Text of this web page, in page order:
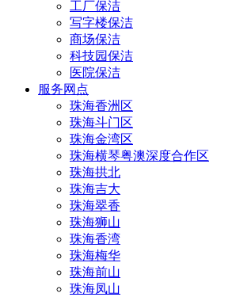
工厂保洁
写字楼保洁
商场保洁
科技园保洁
医院保洁
服务网点
珠海香洲区
珠海斗门区
珠海金湾区
珠海横琴粤澳深度合作区
珠海拱北
珠海吉大
珠海翠香
珠海狮山
珠海香湾
珠海梅华
珠海前山
珠海凤山